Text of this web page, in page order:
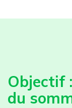
Objectif
du